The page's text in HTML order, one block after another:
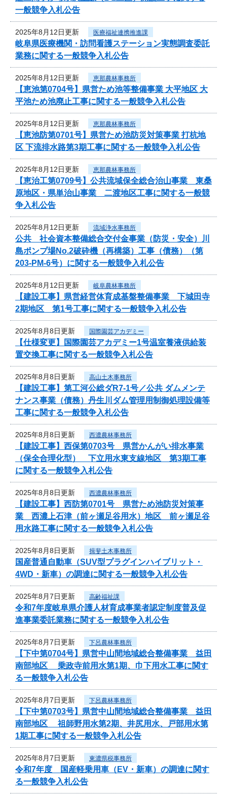
一般競争入札公告
2025年8月12日更新 医療福祉連携推進課
岐阜県医療機関・訪問看護ステーション実態調査委託
業務に関する一般競争入札公告
2025年8月12日更新 恵那農林事務所
【恵池第0704号】県営ため池等整備事業 大平地区 大
平池ため池廃止工事に関する一般競争入札公告
2025年8月12日更新 恵那農林事務所
【恵池防第0701号】県営ため池防災対策事業 打杭地
区 下流排水路第3期工事に関する一般競争入札公告
2025年8月12日更新 恵那農林事務所
【恵治工第0709号】公共流域保全総合治山事業 東桑
原地区・県単治山事業 二渡地区工事に関する一般競
争入札公告
2025年8月12日更新 流域浄水事務所
公共 社会資本整備総合交付金事業（防災・安全）川
島ポンプ場No.2破砕機（再構築）工事（債務）（第
203-PM-6号）に関する一般競争入札公告
2025年8月12日更新 岐阜農林事務所
【建設工事】県営経営体育成基盤整備事業 下城田寺
2期地区 第1号工事に関する一般競争入札公告
2025年8月8日更新 国際園芸アカデミー
【仕様変更】国際園芸アカデミー1号温室養液供給装
置交換工事に関する一般競争入札公告
2025年8月8日更新 高山土木事務所
【建設工事】第工河公総ダR7-1号／公共 ダムメンテ
ナンス事業（債務）丹生川ダム管理用制御処理設備等
工事に関する一般競争入札公告
2025年8月8日更新 西濃農林事務所
【建設工事】西保第0703号 県営かんがい排水事業
（保全合理化型） 下立用水東支線地区 第3期工事
に関する一般競争入札公告
2025年8月8日更新 西濃農林事務所
【建設工事】西防第0701号 県営ため池防災対策事
業 西濃上石津（前ヶ瀬足谷用水）地区 前ヶ瀬足谷
用水路工事に関する一般競争入札公告
2025年8月8日更新 揖斐土木事務所
国産普通自動車（SUV型プラグインハイブリット・
4WD・新車）の調達に関する一般競争入札公告
2025年8月7日更新 高齢福祉課
令和7年度岐阜県介護人材育成事業者認定制度普及促
進事業委託業務に関する一般競争入札公告
2025年8月7日更新 下呂農林事務所
【下中第0704号】県営中山間地域総合整備事業 益田
南部地区 乗政寺前用水第1期、巾下用水工事に関す
る一般競争入札公告
2025年8月7日更新 下呂農林事務所
【下中第0703号】県営中山間地域総合整備事業 益田
南部地区 祖師野用水第2期、井尻用水、戸部用水第
1期工事に関する一般競争入札公告
2025年8月7日更新 東濃県税事務所
令和7年度 国産軽乗用車（EV・新車）の調達に関す
る一般競争入札公告